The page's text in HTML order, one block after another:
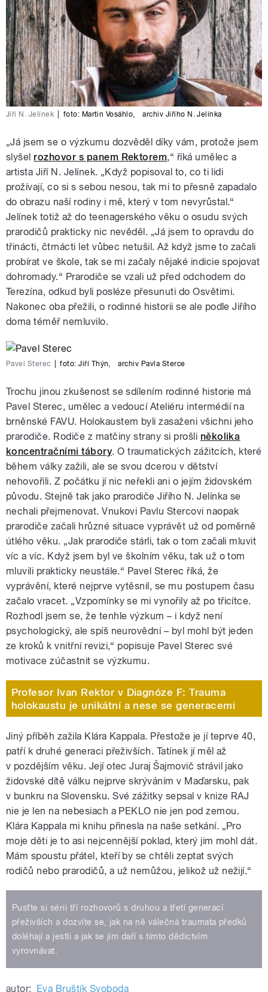
Jiří N. Jelínek foto: Martin Vosáhlo,archiv Jiřího N. Jelínka
„Já jsem se o výzkumu dozvěděl díky vám, protože jsem
slyšel rozhovor s panem Rektorem,“ říká umělec a
artista Jiří N. Jelínek. „Když popisoval to, co ti lidi
prožívají, co si s sebou nesou, tak mi to přesně zapadalo
do obrazu naší rodiny i mě, který v tom nevyrůstal.“
Jelínek totiž až do teenagerského věku o osudu svých
prarodičů prakticky nic nevěděl. „Já jsem to opravdu do
třinácti, čtrnácti let vůbec netušil. Až když jsme to začali
probírat ve škole, tak se mi začaly nějaké indicie spojovat
dohromady.“ Prarodiče se vzali už před odchodem do
Terezína, odkud byli posléze přesunuti do Osvětimi.
Nakonec oba přežili, o rodinné historii se ale podle Jiřího
doma téměř nemluvilo.
Pavel Sterec foto:Jiří Thýn,archiv Pavla Sterce
Trochu jinou zkušenost se sdílením rodinné historie má
Pavel Sterec, umělec a vedoucí Ateliéru intermédií na
brněnské FAVU. Holokaustem byli zasaženi všichni jeho
prarodiče. Rodiče z matčiny strany si prošli několika
koncentračními tábory.O traumatických zážitcích, které
během války zažili, ale se svou dcerou v dětství
nehovořili. Z počátku jí nic neřekli ani o jejím židovském
původu. Stejně tak jako prarodiče Jiřího N. Jelínka se
nechali přejmenovat. Vnukovi Pavlu Stercovi naopak
prarodiče začali hrůzné situace vyprávět už od poměrně
útlého věku. „Jak prarodiče stárli, tak o tom začali mluvit
víc a víc. Když jsem byl ve školním věku, tak už o tom
mluvili prakticky neustále.“ Pavel Sterec říká, že
vyprávění, které nejprve vytěsnil, se mu postupem času
začalo vracet. „Vzpomínky se mi vynořily až po třicítce.
Rozhodl jsem se, že tenhle výzkum – i když není
psychologický, ale spíš neurovědní – byl mohl být jeden
ze kroků k vnitřní revizi,“ popisuje Pavel Sterec své
motivace zúčastnit se výzkumu.
Profesor Ivan Rektor v Diagnóze F: Trauma
holokaustu je unikátní a nese se generacemi
Jiný příběh zažila Klára Kappala. Přestože je jí teprve 40,
patří k druhé generaci přeživších. Tatínek jí měl až
v pozdějším věku. Její otec Juraj Šajmovič strávil jako
židovské dítě válku nejprve skrýváním v Maďarsku, pak
v bunkru na Slovensku. Své zážitky sepsal v knize RAJ
nie je len na nebesiach a PEKLO nie jen pod zemou.
Klára Kappala mi knihu přinesla na naše setkání. „Pro
moje děti je to asi nejcennější poklad, který jim mohl dát.
Mám spoustu přátel, kteří by se chtěli zeptat svých
rodičů nebo prarodičů, a už nemůžou, jelikož už nežijí.“
Pusťte si sérii tří rozhovorů s druhou a třetí generací
přeživších a dozvíte se, jak na ně válečná traumata předků
doléhají a jestli a jak se jim daří s tímto dědictvím
vyrovnávat.
autor: Eva Bruštík Svoboda